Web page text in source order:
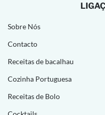
Sobre Nós
Contacto
Receitas de bacalhau
Cozinha Portuguesa
Receitas de Bolo